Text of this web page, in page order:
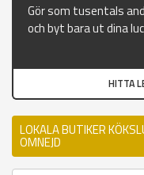
Gör som tusentals
och byt bara ut dina
HITTA
LOKALA BUTIKER
OMNEJD